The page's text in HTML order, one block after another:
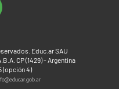
Educ.ar SAU
CP (1429) - Argentina
(opción 4)